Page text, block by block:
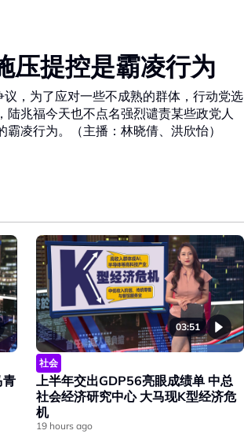
压提控是霸凌行为
，为了应对一些不成熟的群体，行动党选
兆福今天也不点名强烈谴责某些政党人
凌行为。（主播：林晓倩、洪欣怡）
青
03:51
社会
上半年交出GDP56亮眼成绩单 中总
社会经济研究中心 大马现K型经济危
机
19 hours ago